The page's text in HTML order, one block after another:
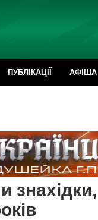
ПУБЛІКАЦІЇ АФІША